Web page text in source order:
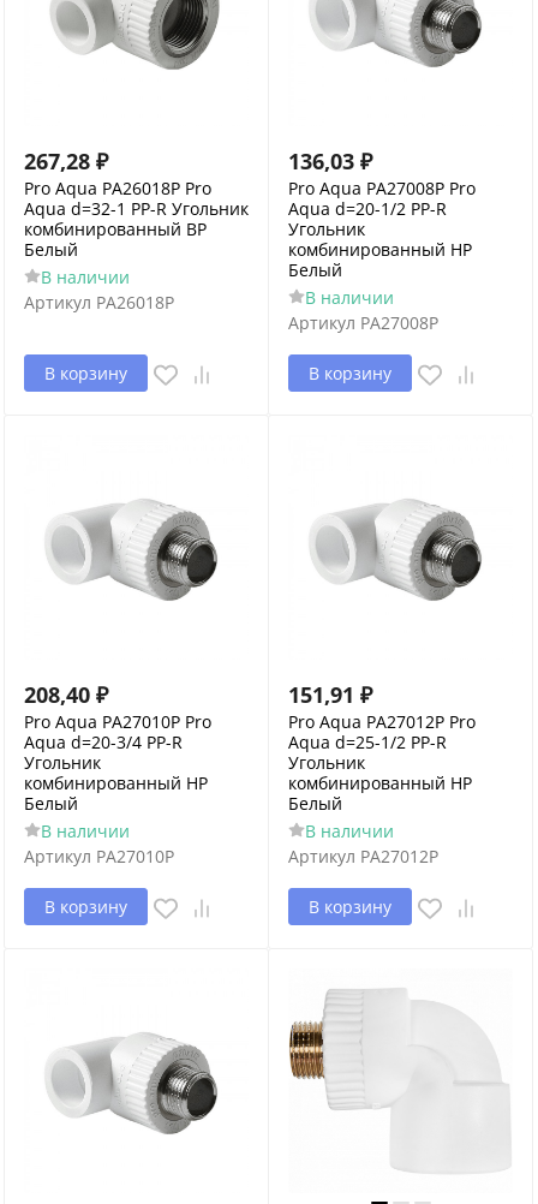
267,28 ₽
Pro Aqua PA26018P Pro
Aqua d=32-1 PP-R Угольник
комбинированный ВР
Белый
В наличии
Артикул PA26018P
В корзину
136,03 ₽
Pro Aqua PA27008P Pro
Aqua d=20-1/2 PP-R
Угольник
комбинированный НР
Белый
В наличии
Артикул PA27008P
В корзину
208,40 ₽
Pro Aqua PA27010P Pro
Aqua d=20-3/4 PP-R
Угольник
комбинированный НР
Белый
В наличии
Артикул PA27010P
В корзину
151,91 ₽
Pro Aqua PA27012P Pro
Aqua d=25-1/2 PP-R
Угольник
комбинированный НР
Белый
В наличии
Артикул PA27012P
В корзину